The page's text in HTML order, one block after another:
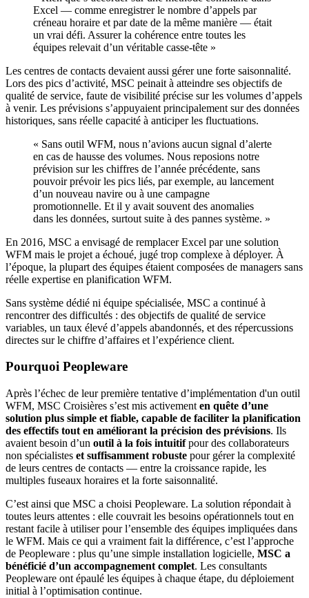
Excel — comme enregistrer le nombre d’appels par
créneau horaire et par date de la même manière — était
un vrai défi. Assurer la cohérence entre toutes les
équipes relevait d’un véritable casse-tête »
Les centres de contacts devaient aussi gérer une forte saisonnalité.
Lors des pics d’activité, MSC peinait à atteindre ses objectifs de
qualité de service, faute de visibilité précise sur les volumes d’appels
à venir. Les prévisions s’appuyaient principalement sur des données
historiques, sans réelle capacité à anticiper les fluctuations.
« Sans outil WFM, nous n’avions aucun signal d’alerte
en cas de hausse des volumes. Nous reposions notre
prévision sur les chiffres de l’année précédente, sans
pouvoir prévoir les pics liés, par exemple, au lancement
d’un nouveau navire ou à une campagne
promotionnelle. Et il y avait souvent des anomalies
dans les données, surtout suite à des pannes système. »
En 2016, MSC a envisagé de remplacer Excel par une solution
WFM mais le projet a échoué, jugé trop complexe à déployer. À
l’époque, la plupart des équipes étaient composées de managers sans
réelle expertise en planification WFM.
Sans système dédié ni équipe spécialisée, MSC a continué à
rencontrer des difficultés : des objectifs de qualité de service
variables, un taux élevé d’appels abandonnés, et des répercussions
directes sur le chiffre d’affaires et l’expérience client.
Pourquoi Peopleware
Après l’échec de leur première tentative d’implémentation d'un outil
WFM, MSC Croisières s’est mis activement en quête d’une
solution plus simple et fiable, capable de faciliter la planification
des effectifs tout en améliorant la précision des prévisions. Ils
avaient besoin d’un outil à la fois intuitifpour des collaborateurs
non spécialistes et suffisamment robuste pour gérer la complexité
de leurs centres de contacts — entre la croissance rapide, les
multiples fuseaux horaires et la forte saisonnalité.
C’est ainsi que MSC a choisi Peopleware. La solution répondait à
toutes leurs attentes : elle couvrait les besoins opérationnels tout en
restant facile à utiliser pour l’ensemble des équipes impliquées dans
le WFM. Mais ce qui a vraiment fait la différence, c’est l’approche
de Peopleware : plus qu’une simple installation logicielle, MSC a
bénéficié d’un accompagnement complet. Les consultants
Peopleware ont épaulé les équipes à chaque étape, du déploiement
initial à l’optimisation continue.